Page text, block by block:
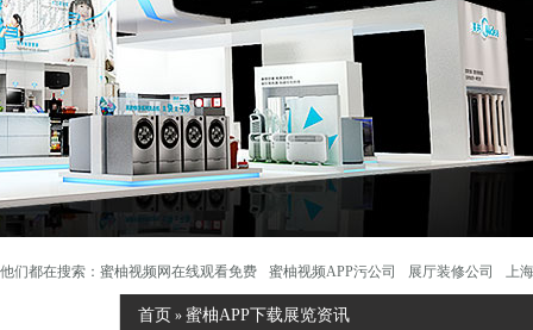
他们都在搜索： 蜜柚视频网在线观看免费 蜜柚视频APP污公司 展厅装修公司 上
首页 » 蜜柚APP下载展览资讯